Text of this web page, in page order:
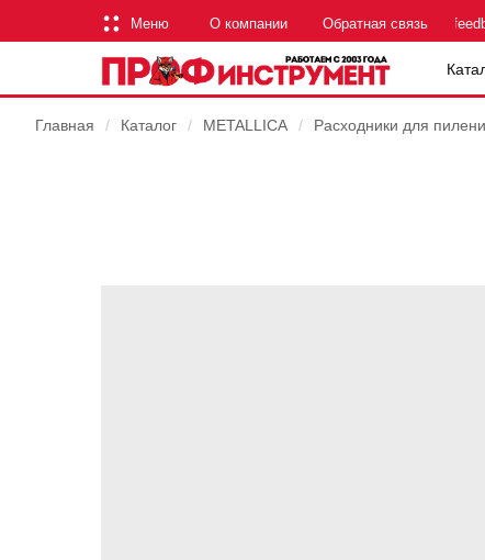
Меню Обратная связь
О компании
Главная / Каталог / METALLICA / Расходники для